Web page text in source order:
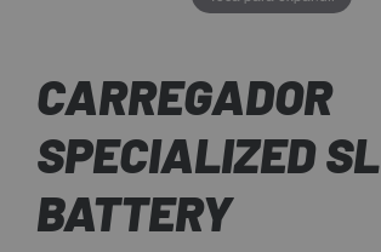
CARREGADOR
SPECIALIZED SL
BATTERY